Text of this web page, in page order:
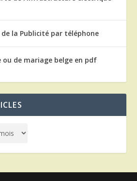
la Publicité par téléphone
ou de mariage belge en pdf